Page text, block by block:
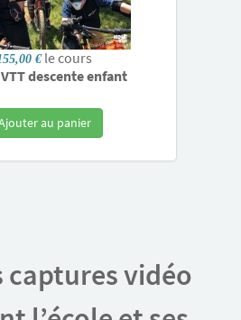
€ le cours
descente enfant
au panier
captures vidéo